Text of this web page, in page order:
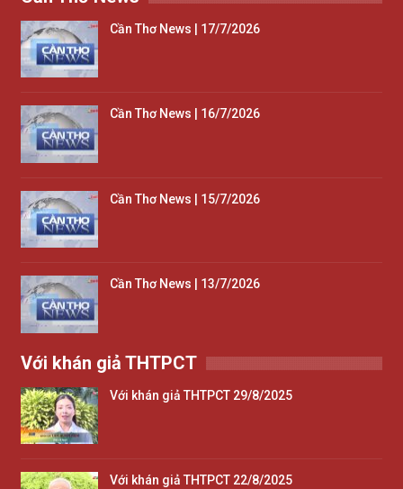
Cần Thơ News | 17/7/2026
Cần Thơ News | 16/7/2026
Cần Thơ News | 15/7/2026
Cần Thơ News | 13/7/2026
Với khán giả THTPCT
Với khán giả THTPCT 29/8/2025
Với khán giả THTPCT 22/8/2025